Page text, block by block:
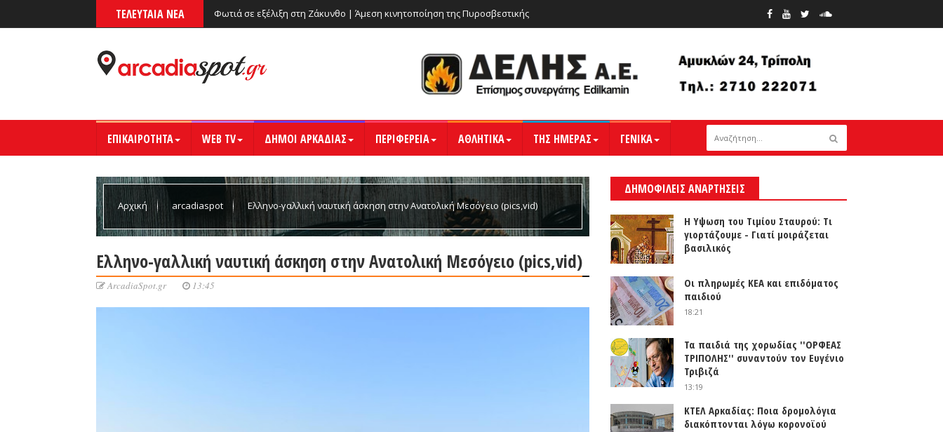
ΤΕΛΕΥΤΑΙΑ ΝΕΑ Φωτιά σε εξέλιξη στη Ζάκυνθο | Άμεση κινητοποίηση της Πυροσβεστικής
ΕΠΙΚΑΙΡΟΤΗΤΑ WEB TV ΔΗΜΟΙ ΑΡΚΑΔΙΑΣ ΠΕΡΙΦΕΡΕΙΑ ΑΘΛΗΤΙΚΑ ΤΗΣ ΗΜΕΡΑΣ ΓΕΝΙΚΑ
Αρχική arcadiaspot Ελληνο-γαλλική ναυτική άσκηση στην Ανατολική Μεσόγειο (pics,vid)
Ελληνο-γαλλική ναυτική άσκηση στην Ανατολική Μεσόγειο (pics,vid)
ArcadiaSpot.gr 13:45
ΔΗΜΟΦΙΛΕΙΣ ΑΝΑΡΤΗΣΕΙΣ
Η Υψωση του Τιμίου Σταυρού: Τι
γιορτάζουμε - Γιατί μοιράζεται
βασιλικός
Οι πληρωμές ΚΕΑ και επιδόματος
παιδιού
18:21
Τα παιδιά της χορωδίας ''ΟΡΦΕΑΣ
ΤΡΙΠΟΛΗΣ'' συναντούν τον Ευγένιο
Τριβιζά
13:19
ΚΤΕΛ Αρκαδίας: Ποια δρομολόγια
διακόπτονται λόγω κορονοϊού